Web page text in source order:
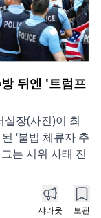
뒤엔 '트럼프
장(사진)이 최
‘불법 체류자 추
는 시위 사태 진
샤라웃 보관